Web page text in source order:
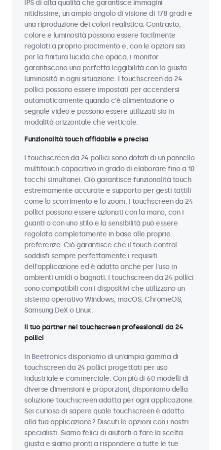
IPS di alta qualità che garantisce immagini
nitidissime, un ampio angolo di visione di 178 gradi e
una riproduzione dei colori realistica. Contrasto,
colore e luminosità possono essere facilmente
regolati a proprio piacimento e, con le opzioni sia
per la finitura lucida che opaca, i monitor
garantiscono una perfetta leggibilità con la giusta
luminosità in ogni situazione. I touchscreen da 24
pollici possono essere impostati per accendersi
automaticamente quando c'è alimentazione o
segnale video e possono essere utilizzati sia in
modalità orizzontale che verticale.
Funzionalità touch affidabile e precisa
I touchscreen da 24 pollici sono dotati di un pannello
multitouch capacitivo in grado di elaborare fino a 10
tocchi simultanei. Ciò garantisce funzionalità touch
estremamente accurate e supporto per gesti tattili
come lo scorrimento e lo zoom. I touchscreen da 24
pollici possono essere azionati con la mano, con i
guanti o con uno stilo e la sensibilità può essere
regolata completamente in base alle proprie
preferenze. Ciò garantisce che il touch control
soddisfi sempre perfettamente i requisiti
dell'applicazione ed è adatto anche per l'uso in
ambienti umidi o bagnati. I touchscreen da 24 pollici
sono compatibili con i dispositivi che utilizzano un
sistema operativo Windows, macOS, ChromeOS,
Samsung DeX o Linux.
Il tuo partner nei touchscreen professionali da 24
pollici
In Beetronics disponiamo di un'ampia gamma di
touchscreen da 24 pollici progettati per uso
industriale e commerciale. Con più di 60 modelli di
diverse dimensioni e proporzioni, disponiamo della
soluzione touchscreen adatta per ogni applicazione.
Sei curioso di sapere quale touchscreen è adatto
alla tua applicazione? Discuti le opzioni con i nostri
specialisti. Siamo felici di aiutarti a fare la scelta
giusta e siamo pronti a rispondere a tutte le tue